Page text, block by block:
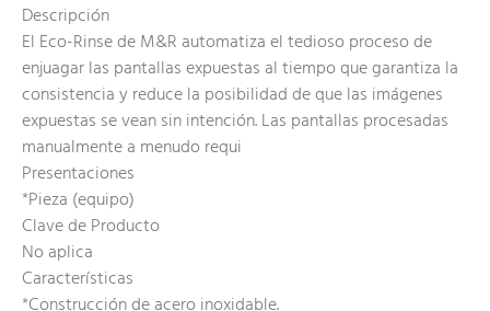
Descripción
El Eco-Rinse de M&R automatiza el tedioso proceso de
enjuagar las pantallas expuestas al tiempo que garantiza la
consistencia y reduce la posibilidad de que las imágenes
expuestas se vean sin intención. Las pantallas procesadas
manualmente a menudo requi
Presentaciones
*Pieza (equipo)
Clave de Producto
No aplica
Características
*Construcción de acero inoxidable.